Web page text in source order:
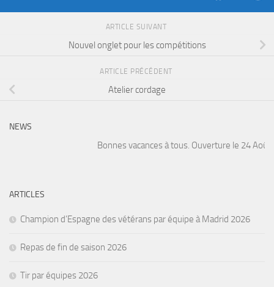
ARTICLE SUIVANT
Nouvel onglet pour les compétitions
ARTICLE PRÉCÉDENT
Atelier cordage
NEWS
Bonnes vacances à tous. Ouverture le 24
ARTICLES
Champion d’Espagne des vétérans par équipe à Madrid 2026
Repas de fin de saison 2026
Tir par équipes 2026